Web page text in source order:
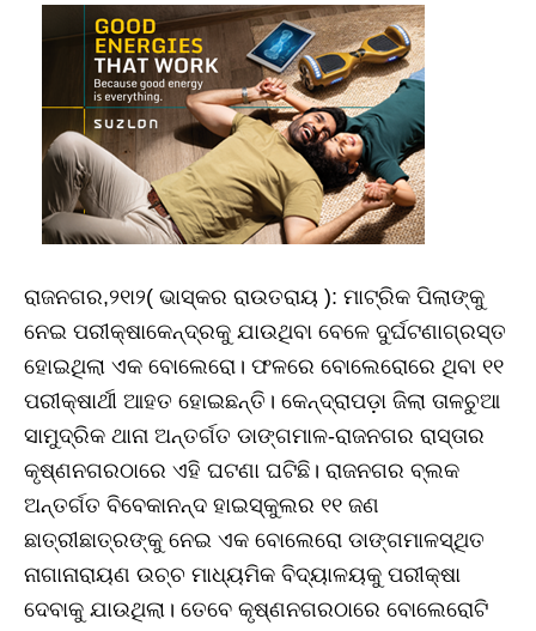
ରାଜନଗର,୨୧ା୨( ଭାସ୍କର ରାଉତରାୟ ): ମାଟ୍ରିକ ପିଲାଙ୍କୁ
ନେଇ ପରୀକ୍ଷାକେନ୍ଦ୍ରକୁ ଯାଉଥିବା ବେଳେ ଦୁର୍ଘଟଣାଗ୍ରସ୍ତ
ହୋଇଥିଲା ଏକ ବୋଲେରୋ। ଫଳରେ ବୋଲେରୋରେ ଥିବା ୧୧
ପରୀକ୍ଷାର୍ଥୀ ଆହତ ହୋଇଛନ୍ତି। କେନ୍ଦ୍ରାପଡ଼ା ଜିଲା ତାଳଚୁଆ
ସାମୁଦ୍ରିକ ଥାନା ଅନ୍ତର୍ଗତ ଡାଙ୍ଗମାଳ-ରାଜନଗର ରାସ୍ତାର
କୃଷ୍ଣନଗରଠାରେ ଏହି ଘଟଣା ଘଟିଛି। ରାଜନଗର ବ୍ଲକ
ଅନ୍ତର୍ଗତ ବିବେକାନନ୍ଦ ହାଇସ୍କୁଲର ୧୧ ଜଣ
ଛାତ୍ରୀଛାତ୍ରଙ୍କୁ ନେଇ ଏକ ବୋଲେରୋ ଡାଙ୍ଗମାଳସ୍ଥିତ
ନାଗାନାରାୟଣ ଉଚ୍ଚ ମାଧ୍ୟମିକ ବିଦ୍ୟାଳୟକୁ ପରୀକ୍ଷା
ଦେବାକୁ ଯାଉଥିଲା। ତେବେ କୃଷ୍ଣନଗରଠାରେ ବୋଲେରୋଟି